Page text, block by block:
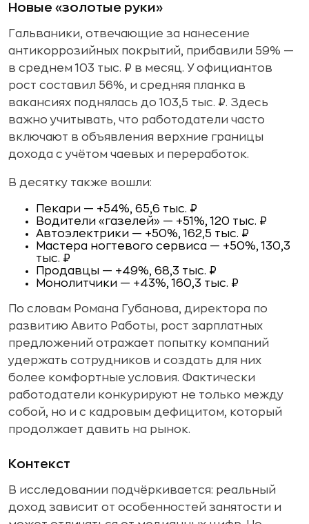
Новые «золотые руки»
Гальваники, отвечающие за нанесение
антикоррозийных покрытий, прибавили 59% —
в среднем 103 тыс. ₽ в месяц. У официантов
рост составил 56%, и средняя планка в
вакансиях поднялась до 103,5 тыс. ₽. Здесь
важно учитывать, что работодатели часто
включают в объявления верхние границы
дохода с учётом чаевых и переработок.
В десятку также вошли:
Пекари — +54%, 65,6 тыс. ₽
Водители «газелей» — +51%, 120 тыс. ₽
Автоэлектрики — +50%, 162,5 тыс. ₽
Мастера ногтевого сервиса — +50%, 130,3
тыс. ₽
Продавцы — +49%, 68,3 тыс. ₽
Монолитчики — +43%, 160,3 тыс. ₽
По словам Романа Губанова, директора по
развитию Авито Работы, рост зарплатных
предложений отражает попытку компаний
удержать сотрудников и создать для них
более комфортные условия. Фактически
работодатели конкурируют не только между
собой, но и с кадровым дефицитом, который
продолжает давить на рынок.
Контекст
В исследовании подчёркивается: реальный
доход зависит от особенностей занятости и